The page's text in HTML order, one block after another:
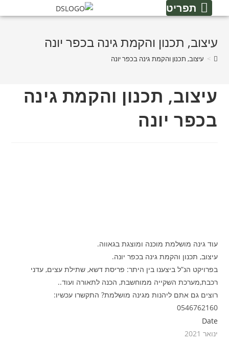
תפריט
עיצוב, תכנון והקמת גינה בכפר יונה
> עיצוב, תכנון והקמת גינה בכפר יונה
עיצוב, תכנון והקמת גינה
בכפר יונה
עוד גינה מושלמת מוכנה ומוצגת בגאווה.
עיצוב, תכנון והקמת גינה בכפר יונה.
בפרויקט הנ”ל ביצענו בין היתר: פריסת דשא, שתילת עצים, עדני
רכבת,מערכת השקייה ממוחשבת, הכנה לתאורה ועוד..
רוצים גם אתם ליהנות מגינה מושלמת? התקשרו עכשיו:
0546762160
Date
ינואר 2021